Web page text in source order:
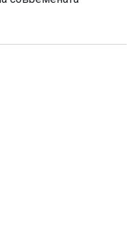
е Григорие Хаџи
револуционер,